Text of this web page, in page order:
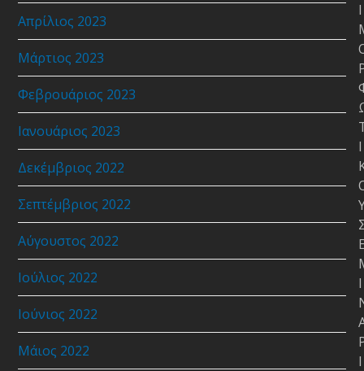
Απρίλιος 2023
Μάρτιος 2023
Φεβρουάριος 2023
Ιανουάριος 2023
Δεκέμβριος 2022
Σεπτέμβριος 2022
Αύγουστος 2022
Ιούλιος 2022
Ιούνιος 2022
Μάιος 2022
Ι
Ι
Ι
Ι